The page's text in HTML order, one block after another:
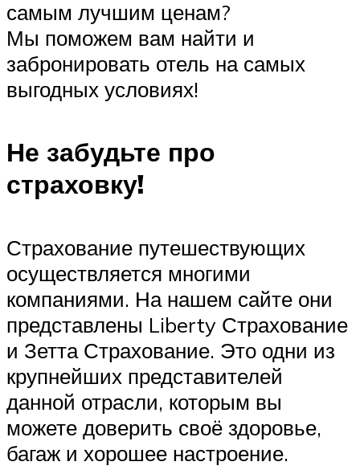
самым лучшим ценам?
Мы поможем вам найти и
забронировать отель на самых
выгодных условиях!
Не забудьте про
страховку!
Страхование путешествующих
осуществляется многими
компаниями. На нашем сайте они
представлены Liberty Страхование
и Зетта Страхование. Это одни из
крупнейших представителей
данной отрасли, которым вы
можете доверить своё здоровье,
багаж и хорошее настроение.